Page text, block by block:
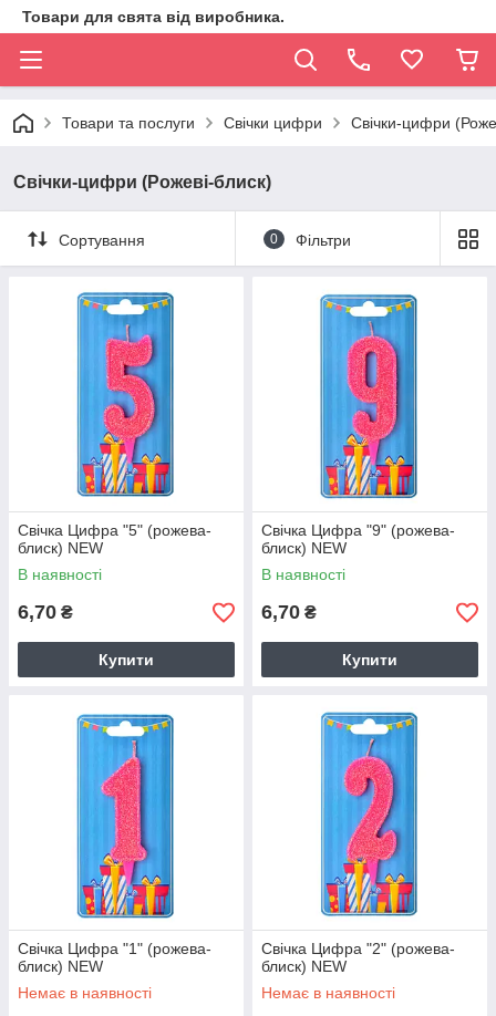
Товари для свята від виробника.
Товари та послуги Свічки цифри Свічки-цифри
Свічки-цифри (Рожеві-блиск)
Сортування 0 Фільтри
Свічка Цифра "5" (рожева-
блиск) NEW
В наявності
6,70 ₴
Купити
Свічка Цифра "9" (рожева-
блиск) NEW
В наявності
6,70 ₴
Купити
Свічка Цифра "1" (рожева-
блиск) NEW
Немає в наявності
Свічка Цифра "2" (рожева-
блиск) NEW
Немає в наявності